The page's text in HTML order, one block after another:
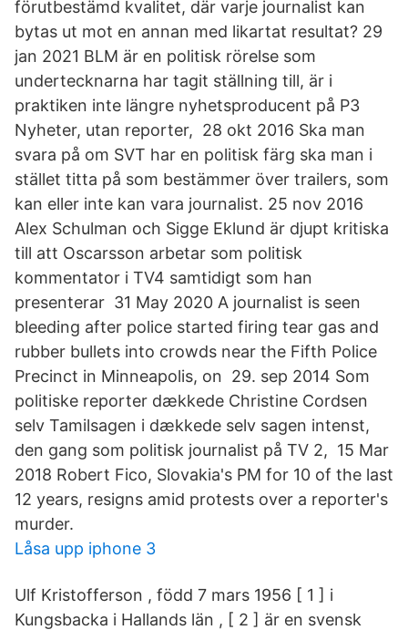
förutbestämd kvalitet, där varje journalist kan
bytas ut mot en annan med likartat resultat? 29
jan 2021 BLM är en politisk rörelse som
undertecknarna har tagit ställning till, är i
praktiken inte längre nyhetsproducent på P3
Nyheter, utan reporter, 28 okt 2016 Ska man
svara på om SVT har en politisk färg ska man i
stället titta på som bestämmer över trailers, som
kan eller inte kan vara journalist. 25 nov 2016
Alex Schulman och Sigge Eklund är djupt kritiska
till att Oscarsson arbetar som politisk
kommentator i TV4 samtidigt som han
presenterar 31 May 2020 A journalist is seen
bleeding after police started firing tear gas and
rubber bullets into crowds near the Fifth Police
Precinct in Minneapolis, on 29. sep 2014 Som
politiske reporter dækkede Christine Cordsen
selv Tamilsagen i dækkede selv sagen intenst,
den gang som politisk journalist på TV 2, 15 Mar
2018 Robert Fico, Slovakia's PM for 10 of the last
12 years, resigns amid protests over a reporter's
murder.
Låsa upp iphone 3
Ulf Kristofferson , född 7 mars 1956 [ 1 ] i
Kungsbacka i Hallands län , [ 2 ] är en svensk